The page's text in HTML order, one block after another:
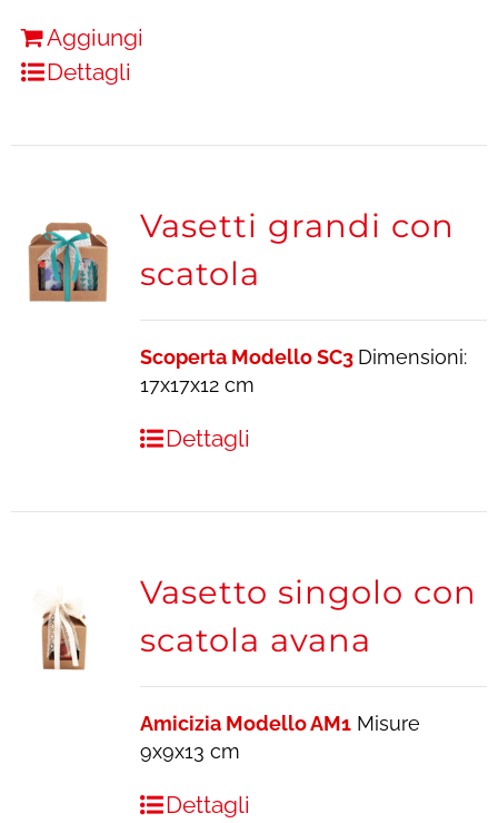
Aggiungi
Dettagli
Vasetti grandi con
scatola
Scoperta Modello SC3 Dimensioni:
17x17x12 cm
Dettagli
Vasetto singolo con
scatola avana
Amicizia Modello AM1 Misure
9x9x13 cm
Dettagli